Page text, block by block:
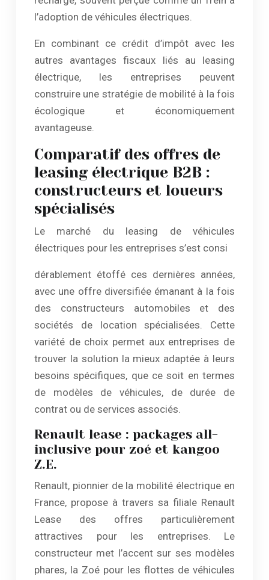
l’adoption de véhicules électriques.
En combinant ce crédit d’impôt avec les
autres avantages fiscaux liés au leasing
électrique, les entreprises peuvent
construire une stratégie de mobilité à la fois
écologique et économiquement
avantageuse.
Comparatif des offres de
leasing électrique B2B :
constructeurs et loueurs
spécialisés
Le marché du leasing de véhicules
électriques pour les entreprises s’est consi
dérablement étoffé ces dernières années,
avec une offre diversifiée émanant à la fois
des constructeurs automobiles et des
sociétés de location spécialisées. Cette
variété de choix permet aux entreprises de
trouver la solution la mieux adaptée à leurs
besoins spécifiques, que ce soit en termes
de modèles de véhicules, de durée de
contrat ou de services associés.
Renault lease : packages all-
inclusive pour zoé et kangoo
Z.E.
Renault, pionnier de la mobilité électrique en
France, propose à travers sa filiale Renault
Lease des offres particulièrement
attractives pour les entreprises. Le
constructeur met l’accent sur ses modèles
phares, la Zoé pour les flottes de véhicules